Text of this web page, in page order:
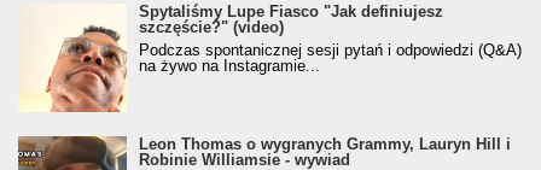
Spytaliśmy Lupe Fiasco "Jak definiujesz
szczęście?" (video)
Podczas spontanicznej sesji pytań i odpowiedzi (Q&A)
na żywo na Instagramie...
Leon Thomas o wygranych Grammy, Lauryn Hill i
Robinie Williamsie - wywiad